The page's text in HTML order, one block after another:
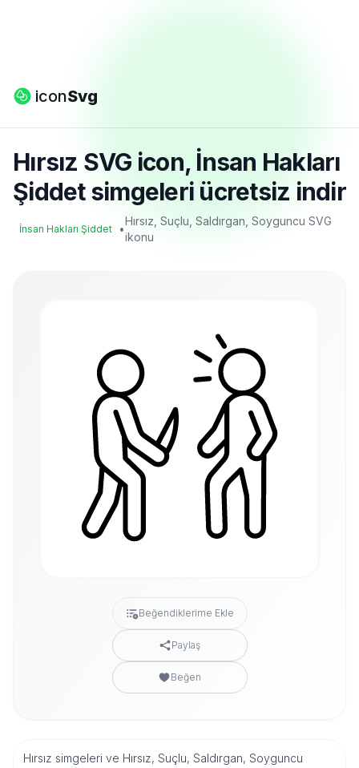
iconSvg
Hırsız SVG icon, İnsan Hakları
Şiddet simgeleri ücretsiz indir
İnsan Hakları Şiddet •
Hırsız, Suçlu, Saldırgan, Soyguncu SVG
ikonu
Beğendiklerime Ekle
Paylaş
Beğen
Hırsız simgeleri ve Hırsız, Suçlu, Saldırgan, Soyguncu